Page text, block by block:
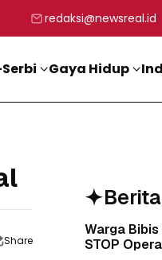
ke-81 Kemerdekaan RI
Kadin Apresiasi
redaksi@newsreal.id
Gaya Hidup
Share
Warga
STOP